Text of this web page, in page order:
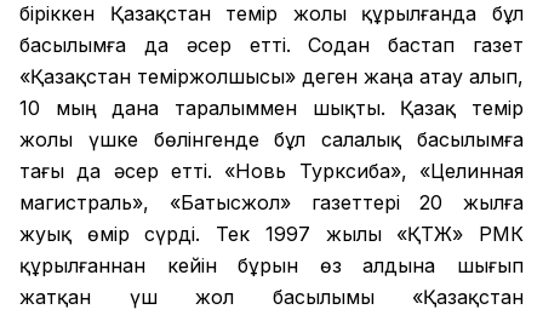
біріккен Қазақстан темір жолы құрылғанда бұл
басылымға да әсер етті. Содан бастап газет
«Қазақстан теміржолшысы» деген жаңа атау алып,
10 мың дана таралыммен шықты. Қазақ темір
жолы үшке бөлінгенде бұл салалық басылымға
тағы да әсер етті. «Новь Турксиба», «Целинная
магистраль», «Батысжол» газеттері 20 жылға
жуық өмір сүрді. Тек 1997 жылы «ҚТЖ» РМК
құрылғаннан кейін бұрын өз алдына шығып
жатқан үш жол басылымы «Қазақстан